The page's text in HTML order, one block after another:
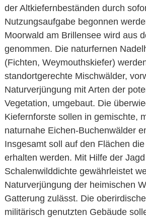
der Altkiefernbeständen durch
Nutzungsaufgabe begonnen
Moorwald am Brillensee wird aus
genommen. Die naturfernen
(Fichten, Weymouthskiefer)
standortgerechte Mischwälder,
Naturverjüngung mit Arten der
Vegetation, umgebaut. Die
Kiefernforste sollen in gemischte,
naturnahe Eichen-Buchenwälder
Insgesamt soll auf den Flächen
erhalten werden. Mit Hilfe der
Schalenwilddichte gewährleistet
Naturverjüngung der heimischen
Gatterung zulässt. Die
militärisch genutzten Gebäude